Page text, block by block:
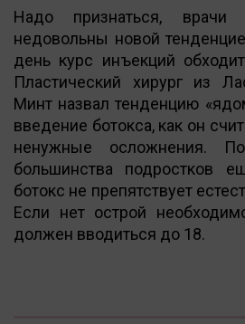
Надо признаться,
недовольны новой
день курс инъекций
Пластический хирург из
Минт назвал тенденцию
введение ботокса, как он
ненужные осложнения.
большинства подростков
ботокс не препятствует
Если нет острой
должен вводиться до 18.